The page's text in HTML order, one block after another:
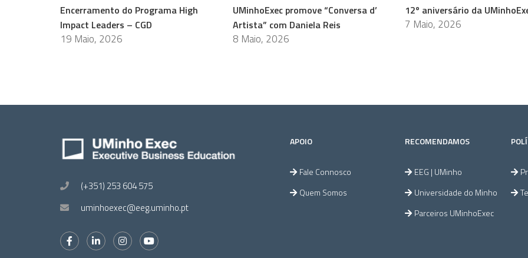
Encerramento do Programa High
Impact Leaders – CGD
19 Maio, 2026
UMinhoExec promove “Conversa d’
Artista” com Daniela Reis
8 Maio, 2026
12º aniversário da
7 Maio, 2026
(+351) 253 604 575
uminhoexec@eeg.uminho.pt
APOIO
Fale Connosco
Quem Somos
RECOMENDAMOS
EEG | UMinho
Universidade do Minho
Parceiros UMinhoExec